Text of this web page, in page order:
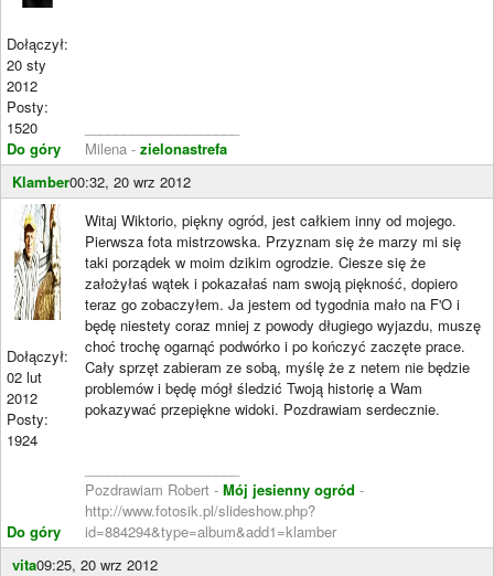
Dołączył:
20 sty
2012
Posty:
1520
Do góry
Milena - zielonastrefa
Klamber00:32, 20 wrz 2012
Dołączył:
02 lut
2012
Posty:
1924
Do góry
Witaj Wiktorio, piękny ogród, jest całkiem inny od mojego.
Pierwsza fota mistrzowska. Przyznam się że marzy mi się
taki porządek w moim dzikim ogrodzie. Ciesze się że
założyłaś wątek i pokazałaś nam swoją piękność, dopiero
teraz go zobaczyłem. Ja jestem od tygodnia mało na F'O i
będę niestety coraz mniej z powody długiego wyjazdu, muszę
choć trochę ogarnąć podwórko i po kończyć zaczęte prace.
Cały sprzęt zabieram ze sobą, myślę że z netem nie będzie
problemów i będę mógł śledzić Twoją historię a Wam
pokazywać przepiękne widoki. Pozdrawiam serdecznie.
Pozdrawiam Robert - Mój jesienny ogród -
http://www.fotosik.pl/slideshow.php?
id=884294&type=album&add1=klamber
vita09:25, 20 wrz 2012